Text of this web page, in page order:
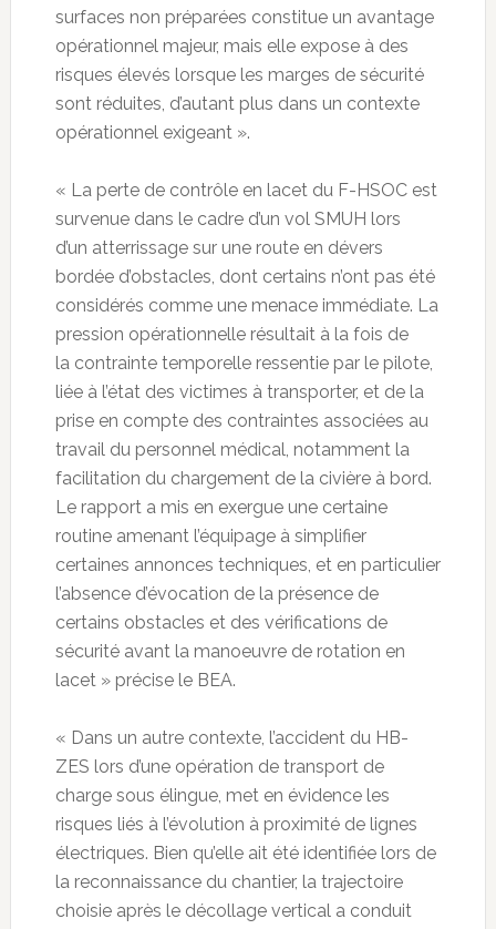
surfaces non préparées constitue un avantage
opérationnel majeur, mais elle expose à des
risques élevés lorsque les marges de sécurité
sont réduites, d’autant plus dans un contexte
opérationnel exigeant ».
« La perte de contrôle en lacet du F-HSOC est
survenue dans le cadre d’un vol SMUH lors
d’un atterrissage sur une route en dévers
bordée d’obstacles, dont certains n’ont pas été
considérés comme une menace immédiate. La
pression opérationnelle résultait à la fois de
la contrainte temporelle ressentie par le pilote,
liée à l’état des victimes à transporter, et de la
prise en compte des contraintes associées au
travail du personnel médical, notamment la
facilitation du chargement de la civière à bord.
Le rapport a mis en exergue une certaine
routine amenant l’équipage à simplifier
certaines annonces techniques, et en particulier
l’absence d’évocation de la présence de
certains obstacles et des vérifications de
sécurité avant la manoeuvre de rotation en
lacet » précise le BEA.
« Dans un autre contexte, l’accident du HB-
ZES lors d’une opération de transport de
charge sous élingue, met en évidence les
risques liés à l’évolution à proximité de lignes
électriques. Bien qu’elle ait été identifiée lors de
la reconnaissance du chantier, la trajectoire
choisie après le décollage vertical a conduit